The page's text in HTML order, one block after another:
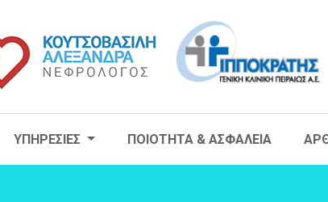
ΥΠΗΡΕΣΙΕΣ ΠΟΙΟΤΗΤΑ & ΑΣΦΑΛΕΙΑ